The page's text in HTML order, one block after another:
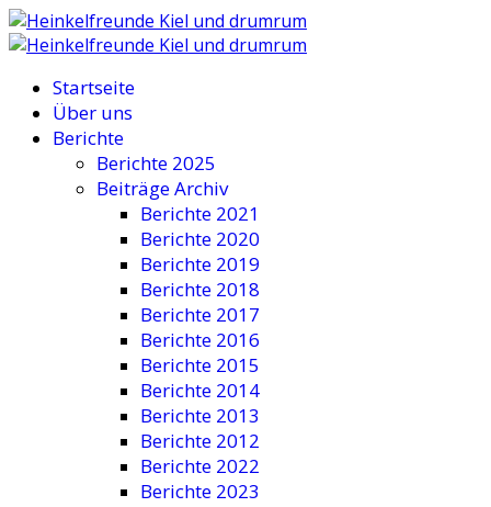
Startseite
Über uns
Berichte
Berichte 2025
Beiträge Archiv
Berichte 2021
Berichte 2020
Berichte 2019
Berichte 2018
Berichte 2017
Berichte 2016
Berichte 2015
Berichte 2014
Berichte 2013
Berichte 2012
Berichte 2022
Berichte 2023